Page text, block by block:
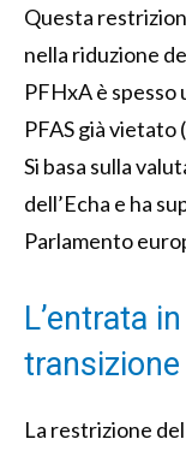
Questa
nella riduzione
PFHxA è
PFAS già
Si basa sulla
dell’Echa e ha
Parlamento
L’entrata
transizione
La restrizione